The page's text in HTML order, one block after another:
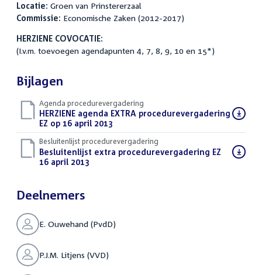
Locatie: Groen van Prinstererzaal
Commissie: Economische Zaken (2012-2017)
HERZIENE COVOCATIE:
(I.v.m. toevoegen agendapunten 4, 7, 8, 9, 10 en 15*)
Bijlagen
Agenda procedurevergadering
Download
bestand:
HERZIENE agenda EXTRA procedurevergadering
EZ op 16 april 2013
Besluitenlijst procedurevergadering
Download
bestand:
Besluitenlijst extra procedurevergadering EZ
16 april 2013
Deelnemers
E. Ouwehand (PvdD)
P.J.M. Litjens (VVD)